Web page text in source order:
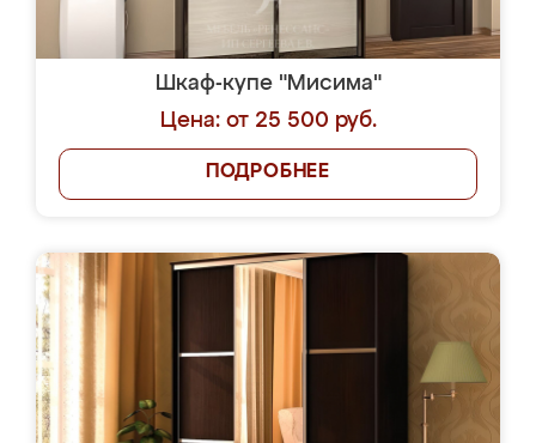
Шкаф-купе "Мисима"
Цена: от 25 500 руб.
ПОДРОБНЕЕ